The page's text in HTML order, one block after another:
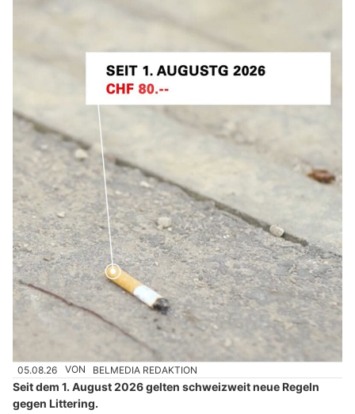
05.08.26 VON BELMEDIA REDAKTION
Seit dem 1. August 2026 gelten schweizweit neue Regeln
gegen Littering.